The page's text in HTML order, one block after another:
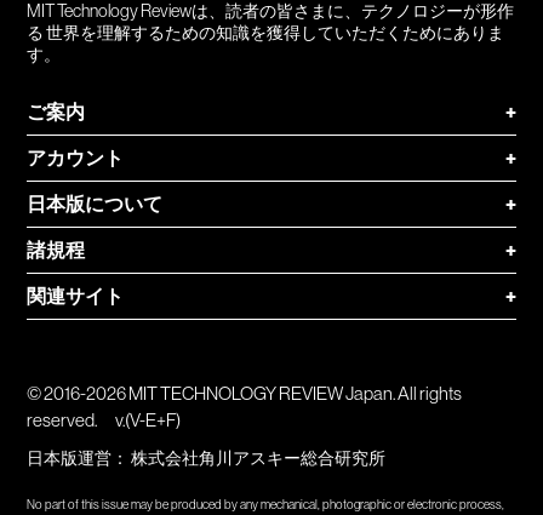
MIT Technology Reviewは、読者の皆さまに、テクノロジーが形作
る 世界を理解するための知識を獲得していただくためにありま
す。
ご案内
+
アカウント
+
日本版について
+
諸規程
+
関連サイト
+
© 2016-2026 MIT TECHNOLOGY REVIEW Japan. All rights
reserved.
v.(V-E+F)
日本版運営：株式会社角川アスキー総合研究所
No part of this issue may be produced by any mechanical, photographic or electronic process,